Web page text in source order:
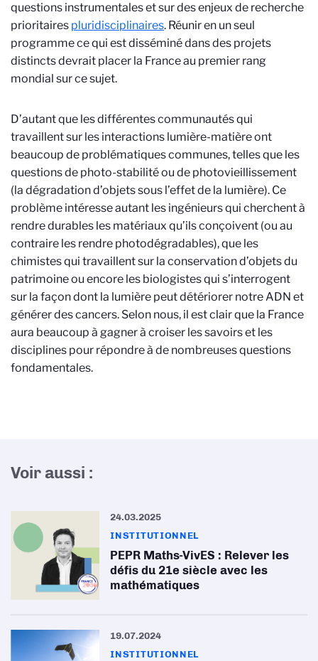
questions instrumentales et sur des enjeux de recherche
prioritaires pluridisciplinaires. Réunir en un seul
programme ce qui est disséminé dans des projets
distincts devrait placer la France au premier rang
mondial sur ce sujet.
D’autant que les différentes communautés qui
travaillent sur les interactions lumière-matière ont
beaucoup de problématiques communes, telles que les
questions de photo-stabilité ou de photovieillissement
(la dégradation d’objets sous l’effet de la lumière). Ce
problème intéresse autant les ingénieurs qui cherchent à
rendre durables les matériaux qu’ils conçoivent (ou au
contraire les rendre photodégradables), que les
chimistes qui travaillent sur la conservation d’objets du
patrimoine ou encore les biologistes qui s’interrogent
sur la façon dont la lumière peut détériorer notre ADN et
générer des cancers. Selon nous, il est clair que la France
aura beaucoup à gagner à croiser les savoirs et les
disciplines pour répondre à de nombreuses questions
fondamentales.
Voir aussi :
24.03.2025
INSTITUTIONNEL
PEPR Maths-VivES : Relever les
défis du 21e siècle avec les
mathématiques
19.07.2024
INSTITUTIONNEL